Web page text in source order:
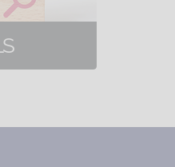
online